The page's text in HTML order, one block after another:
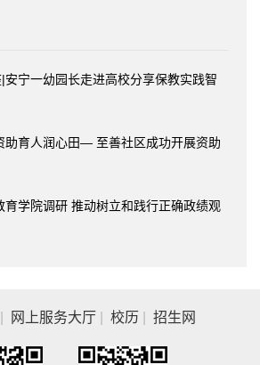
|安宁一幼园长走进高校分享保教实践智
助育人润心田— 至善社区成功开展资助
育学院调研 推动树立和践行正确政绩观
网上服务大厅 校历 招生网